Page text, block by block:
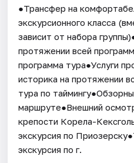
●Трансфер на
экскурсионного класса
зависит от набора
протяжении всей
программа тура●Услуги
историка на протяжении
тура по
маршруте●Внешний
крепости Корела-
экскурсия по
экскурсия по г.